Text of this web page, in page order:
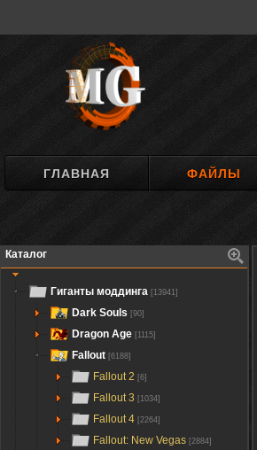
ГЛАВНАЯ ФАЙЛЫ
Каталог
Гиганты моддинга [13941]
Dark Souls [90]
Dragon Age [1115]
Fallout [6188]
Fallout 2 [6]
Fallout 3 [1034]
Fallout 4 [2264]
Fallout: New Vegas [2884]